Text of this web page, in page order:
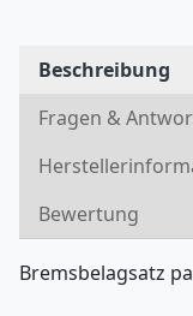
Beschreibung
Fragen &
Bewertung
Bremsbelagsatz